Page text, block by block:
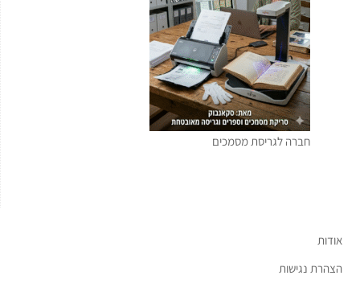
חברה לגריסת מסמכים
אודות
הצהרת נגישות